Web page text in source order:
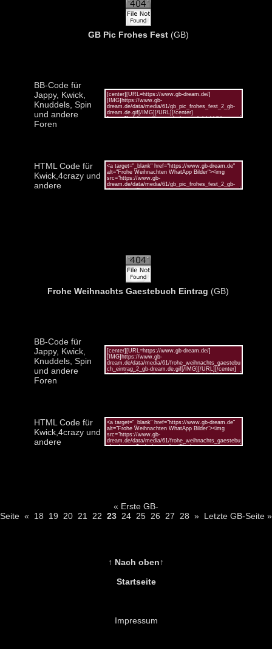
GB Pic Frohes Fest(GB)
BB-Code für
Jappy, Kwick,
Knuddels, Spin
und andere
Foren
HTML Code für
Kwick,4crazy und
andere
Frohe Weihnachts Gaestebuch Eintrag (GB)
BB-Code für
Jappy, Kwick,
Knuddels, Spin
und andere
Foren
HTML Code für
Kwick,4crazy und
andere
« Erste GB-
Seite « 18 19 20 21 22 23 24 25 26 27 28 » Letzte GB-Seite »
↑ Nach oben↑
Startseite
Impressum